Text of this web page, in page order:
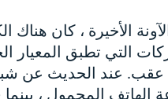
التي تطبق المعيار
عند الحديث عن